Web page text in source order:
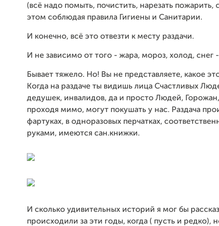
(всё надо помыть, почистить, нарезать пожарить,
этом соблюдая правила Гигиены и Санитарии.
И конечно, всё это отвезти к месту раздачи.
И не зависимо от того - жара, мороз, холод, снег -
Бывает тяжело. Но! Вы не представляете, какое
Когда на раздаче ты видишь лица Счастливых
дедушек, инвалидов, да и просто Людей,
проходя мимо, могут покушать у нас. Раздача
фартуках, в одноразовых перчатках,
руками, имеются сан.книжки.
И сколько удивительных историй я мог бы
происходили за эти годы, когда ( пусть и редко),